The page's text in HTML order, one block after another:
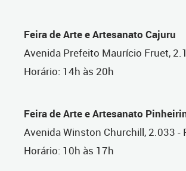
Feira de Arte e Artesanato Cajuru
Avenida Prefeito Maurício Fruet,
Horário: 14h às 20h
Feira de Arte e Artesanato
Avenida Winston Churchill, 2.033 -
Horário: 10h às 17h